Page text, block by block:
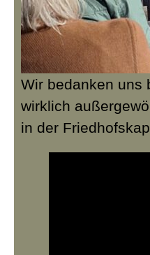
Wir bedanken uns
wirklich
in der